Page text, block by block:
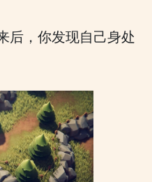
后，你发现自己身处